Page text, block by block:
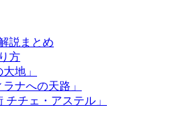
説まとめ
方
地」
ナへの天路」
チチェ・アステル」